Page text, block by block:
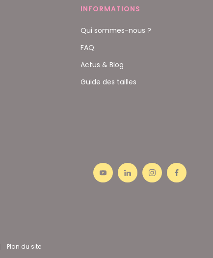
INFORMATIONS
Qui sommes-nous ?
FAQ
Actus & Blog
Guide des tailles
Plan du site